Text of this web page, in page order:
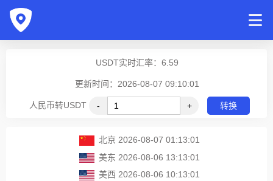
USDT实时汇率： 6.59
更新时间：2026-08-07 09:10:01
人民币转USDT - + 转换
北京 2026-08-07 01:13:01
美东 2026-08-06 13:13:01
美西 2026-08-06 10:13:01